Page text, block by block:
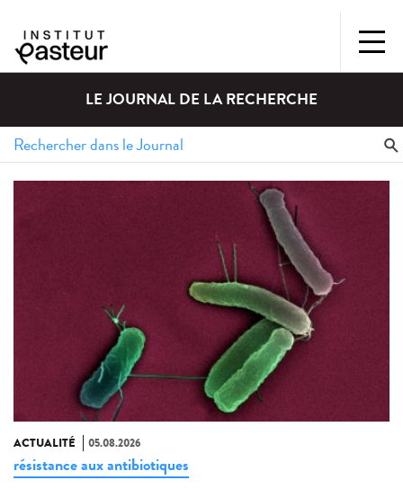
LE JOURNAL DE LA RECHERCHE
ACTUALITÉ 05.08.2026
résistance aux antibiotiques